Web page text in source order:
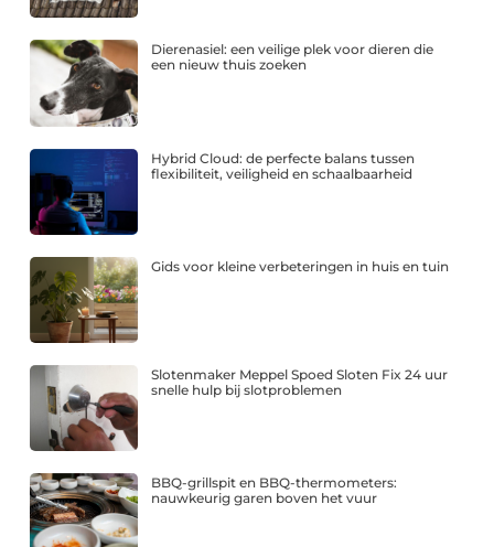
Dierenasiel: een veilige plek voor dieren die
een nieuw thuis zoeken
Hybrid Cloud: de perfecte balans tussen
flexibiliteit, veiligheid en schaalbaarheid
Gids voor kleine verbeteringen in huis en tuin
Slotenmaker Meppel Spoed Sloten Fix 24 uur
snelle hulp bij slotproblemen
BBQ-grillspit en BBQ-thermometers:
nauwkeurig garen boven het vuur